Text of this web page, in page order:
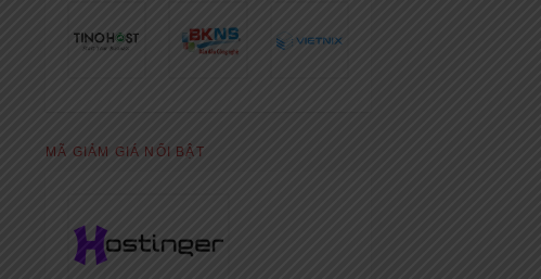
MÃ GIẢM GIÁ NỔI BẬT